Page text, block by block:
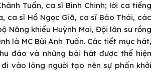
Tuấn, ca sĩ Bình Chinh; lời ca tiếng
ca sĩ Hồ Ngọc Giã, ca sĩ Bảo Thái, các
Năng khiếu Huỳnh Mai, Đội lân sư rồng
là MC Bùi Anh Tuấn. Các tiết mục hát,
đáo và những bài hát được thể hiện
vào lòng người tạo nên sự phấn khởi